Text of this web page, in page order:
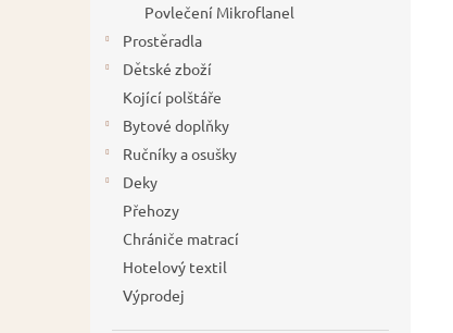
Povlečení Mikroflanel
Prostěradla
Dětské zboží
Kojící polštáře
Bytové doplňky
Ručníky a osušky
Deky
Přehozy
Chrániče matrací
Hotelový textil
Výprodej